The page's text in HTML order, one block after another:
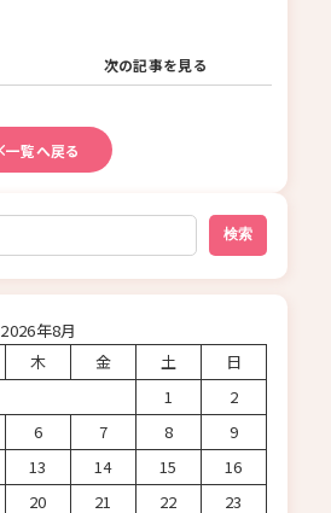
次の記事を見る
一覧へ戻る
検索
2026年8月
木 金 土
日
1
2
6 7 8
9
13 14 15
16
20 21 22
23